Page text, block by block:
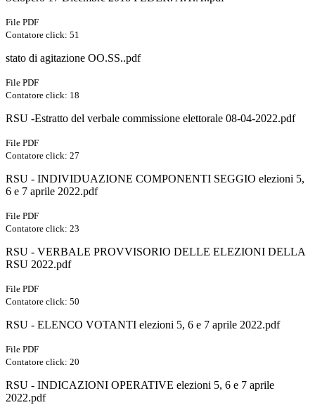
File PDF
Contatore click: 51
stato di agitazione OO.SS..pdf
File PDF
Contatore click: 18
RSU -Estratto del verbale commissione elettorale 08-04-2022.pdf
File PDF
Contatore click: 27
RSU - INDIVIDUAZIONE COMPONENTI SEGGIO elezioni 5,
6 e 7 aprile 2022.pdf
File PDF
Contatore click: 23
RSU - VERBALE PROVVISORIO DELLE ELEZIONI DELLA
RSU 2022.pdf
File PDF
Contatore click: 50
RSU - ELENCO VOTANTI elezioni 5, 6 e 7 aprile 2022.pdf
File PDF
Contatore click: 20
RSU - INDICAZIONI OPERATIVE elezioni 5, 6 e 7 aprile
2022.pdf